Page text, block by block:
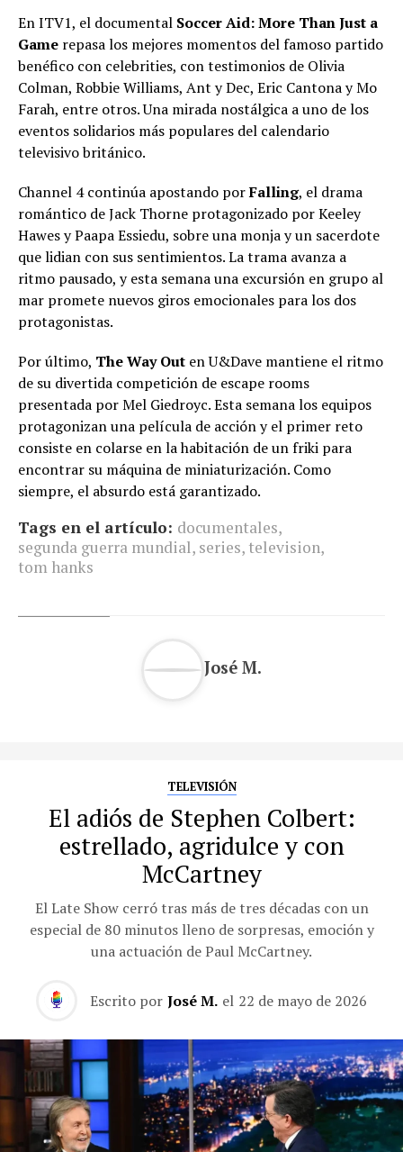
En ITV1, el documental Soccer Aid: More Than Just a
Game repasa los mejores momentos del famoso partido
benéfico con celebrities, con testimonios de Olivia
Colman, Robbie Williams, Ant y Dec, Eric Cantona y Mo
Farah, entre otros. Una mirada nostálgica a uno de los
eventos solidarios más populares del calendario
televisivo británico.
Channel 4 continúa apostando porFalling, el drama
romántico de Jack Thorne protagonizado por Keeley
Hawes y Paapa Essiedu, sobre una monja y un sacerdote
que lidian con sus sentimientos. La trama avanza a
ritmo pausado, y esta semana una excursión en grupo al
mar promete nuevos giros emocionales para los dos
protagonistas.
Por último, The Way Out en U&Dave mantiene el ritmo
de su divertida competición de escape rooms
presentada por Mel Giedroyc. Esta semana los equipos
protagonizan una película de acción y el primer reto
consiste en colarse en la habitación de un friki para
encontrar su máquina de miniaturización. Como
siempre, el absurdo está garantizado.
Tags en el artículo: documentales,
segunda guerra mundial, series, television,
tom hanks
José M.
TELEVISIÓN
El adiós de Stephen Colbert:
estrellado, agridulce y con
McCartney
El Late Show cerró tras más de tres décadas con un
especial de 80 minutos lleno de sorpresas, emoción y
una actuación de Paul McCartney.
Escrito por José M. el 22 de mayo de 2026